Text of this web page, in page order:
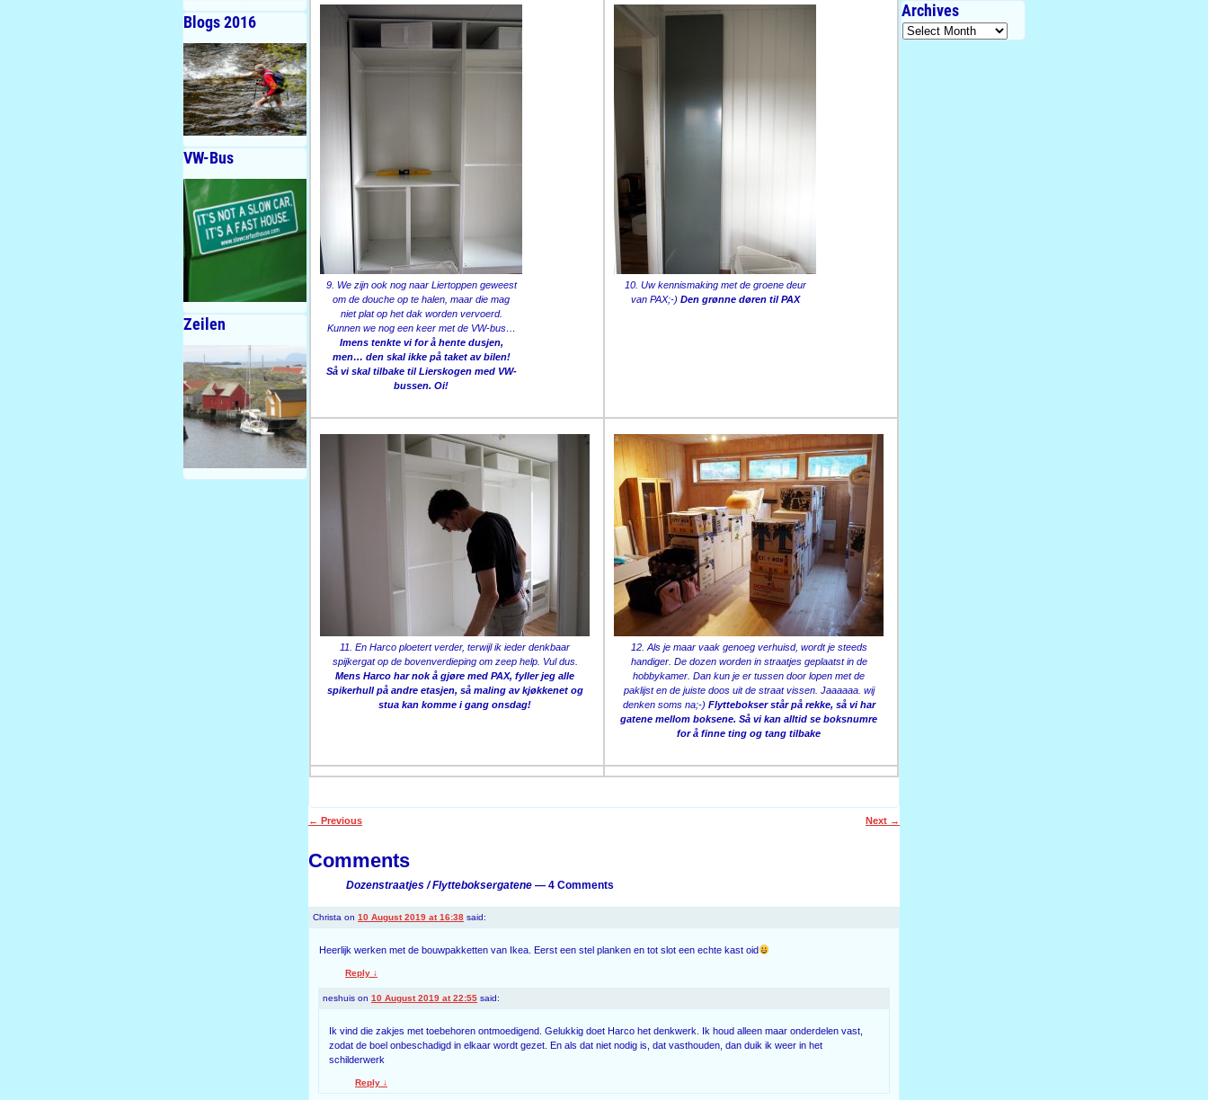
9. We zijn ook nog naar Liertoppen geweest
om de douche op te halen, maar die mag
niet plat op het dak worden vervoerd.
Kunnen we nog een keer met de VW-bus…
Imens tenkte vi for å hente dusjen,
men… den skal ikke på taket av bilen!
Så vi skal tilbake til Lierskogen med VW-
bussen. Oi!
10. Uw kennismaking met de groene deur
van PAX;-) Den grønne døren til PAX
11. En Harco ploetert verder, terwijl ik ieder denkbaar
spijkergat op de bovenverdieping om zeep help. Vul dus.
Mens Harco har nok å gjøre med PAX, fyller jeg alle
spikerhull på andre etasjen, så maling av kjøkkenet og
stua kan komme i gang onsdag!
12. Als je maar vaak genoeg verhuisd, wordt je steeds
handiger. De dozen worden in straatjes geplaatst in de
hobbykamer. Dan kun je er tussen door lopen met de
paklijst en de juiste doos uit de straat vissen. Jaaaaaa. wij
denken soms na;-) Flyttebokser står på rekke, så vi har
gatene mellom boksene. Så vi kan alltid se boksnumre
for å finne ting og tang tilbake
← Previous Next →
Comments
Dozenstraatjes / Flytteboksergatene — 4 Comments
Christa on 10 August 2019 at 16:38 said:
Heerlijk werken met de bouwpakketten van Ikea. Eerst een stel planken en tot slot een echte kast oid
Reply ↓
neshuis on 10 August 2019 at 22:55 said:
Ik vind die zakjes met toebehoren ontmoedigend. Gelukkig doet Harco het denkwerk. Ik houd alleen maar onderdelen vast,
zodat de boel onbeschadigd in elkaar wordt gezet. En als dat niet nodig is, dat vasthouden, dan duik ik weer in het
schilderwerk
Reply ↓
Blogs 2016
VW-Bus
Zeilen
Archives